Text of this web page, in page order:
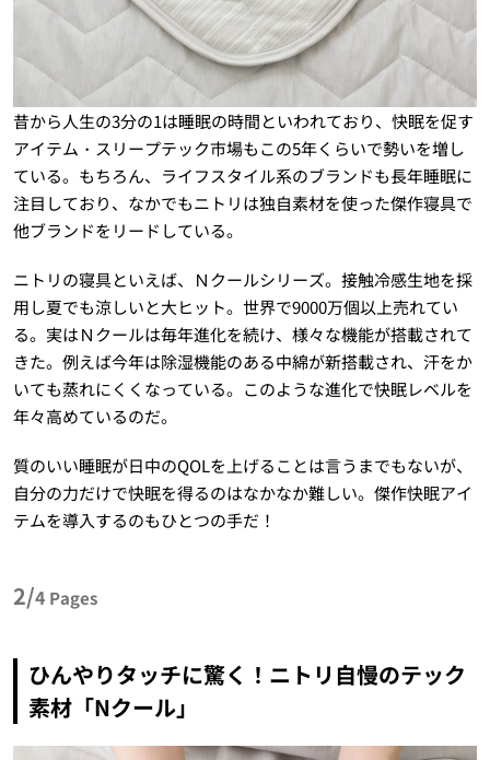
昔から人生の3分の1は睡眠の時間といわれており、快眠を促す
アイテム・スリープテック市場もこの5年くらいで勢いを増し
ている。もちろん、ライフスタイル系のブランドも長年睡眠に
注目しており、なかでもニトリは独自素材を使った傑作寝具で
他ブランドをリードしている。
ニトリの寝具といえば、Ｎクールシリーズ。接触冷感生地を採
用し夏でも涼しいと大ヒット。世界で9000万個以上売れてい
る。実はＮクールは毎年進化を続け、様々な機能が搭載されて
きた。例えば今年は除湿機能のある中綿が新搭載され、汗をか
いても蒸れにくくなっている。このような進化で快眠レベルを
年々高めているのだ。
質のいい睡眠が日中のQOLを上げることは言うまでもないが、
自分の力だけで快眠を得るのはなかなか難しい。傑作快眠アイ
テムを導入するのもひとつの手だ！
2/4 Pages
ひんやりタッチに驚く！ニトリ自慢のテック
素材「Nクール」